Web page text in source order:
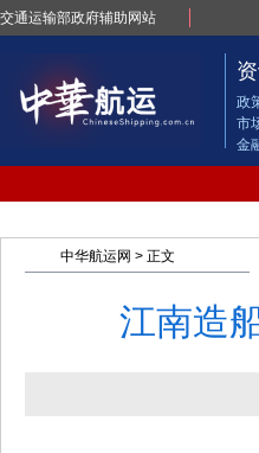
交通运输部政府辅助网站
政
市
金
中华航运网 > 正文
江南造